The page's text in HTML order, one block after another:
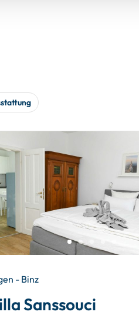
- Binz
Sanssouci